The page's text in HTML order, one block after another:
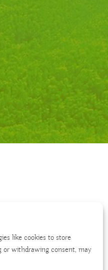
like cookies to store
withdrawing consent, may